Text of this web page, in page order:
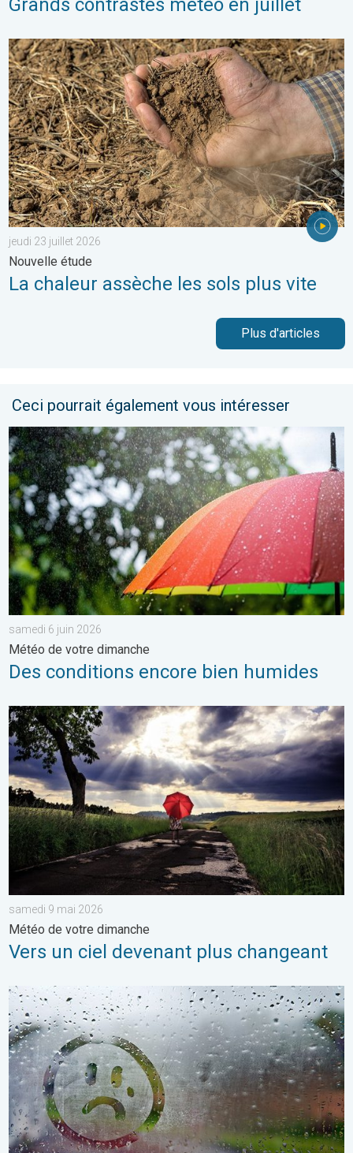
Grands contrastes météo en juillet
La chaleur assèche les sols plus vite. Nouvelle étude. . . jeudi
jeudi 23 juillet 2026
Nouvelle étude
La chaleur assèche les sols plus vite
Plus d'articles
Ceci pourrait également vous intéresser
Des conditions encore bien humides. Météo de votre
samedi 6 juin 2026
Météo de votre dimanche
Des conditions encore bien humides
Vers un ciel devenant plus changeant. Météo de votre
samedi 9 mai 2026
Météo de votre dimanche
Vers un ciel devenant plus changeant
Une journée encore bien frisquette. Météo de votre